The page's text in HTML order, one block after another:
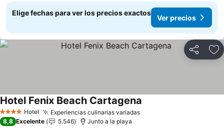
Elige fechas para ver los precios exactos
Ver precios
Compartir
4 EstrellasHotel Experiencias culinarias variadasVer precios
Hotel Fenix Beach Cartagena
8,8 Excelente 5.546 Junto a la playa